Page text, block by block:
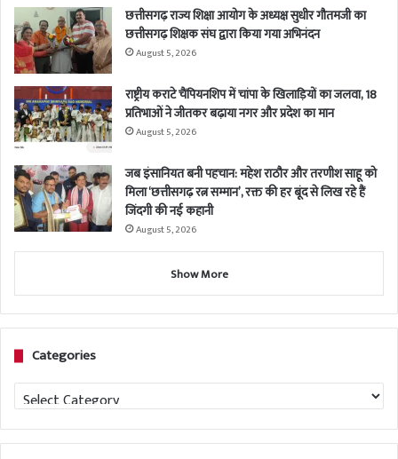
छत्तीसगढ़ राज्य शिक्षा आयोग के अध्यक्ष सुधीर गौतमजी का
छत्तीसगढ़ शिक्षक संघ द्वारा किया गया अभिनंदन
August 5, 2026
राष्ट्रीय कराटे चैंपियनशिप में चांपा के खिलाड़ियों का जलवा, 18
प्रतिभाओं ने जीतकर बढ़ाया नगर और प्रदेश का मान
August 5, 2026
जब इंसानियत बनी पहचान: महेश राठौर और तरणीश साहू को
मिला ‘छत्तीसगढ़ रत्न सम्मान’, रक्त की हर बूंद से लिख रहे हैं
जिंदगी की नई कहानी
August 5, 2026
Show More
Categories
Categories